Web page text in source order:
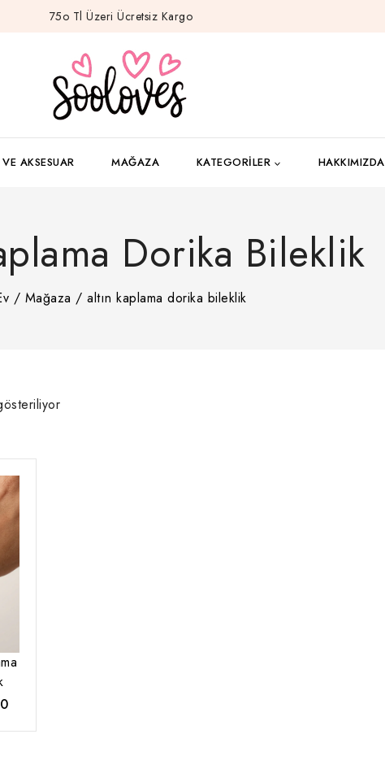
75o Tl Üzeri Ücretsiz Kargo
AKSESUAR MAĞAZA KATEGORILER HAKKIMIZDA
Dorika Bileklik
/ Mağaza / altın kaplama dorika bileklik
Şu